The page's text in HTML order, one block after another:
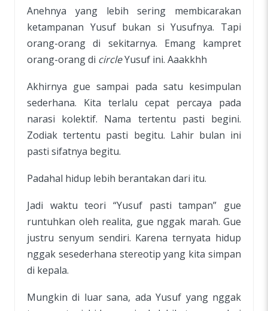
Anehnya yang lebih sering membicarakan
ketampanan Yusuf bukan si Yusufnya. Tapi
orang-orang di sekitarnya. Emang kampret
orang-orang di circleYusuf ini. Aaakkhh
Akhirnya gue sampai pada satu kesimpulan
sederhana. Kita terlalu cepat percaya pada
narasi kolektif. Nama tertentu pasti begini.
Zodiak tertentu pasti begitu. Lahir bulan ini
pasti sifatnya begitu.
Padahal hidup lebih berantakan dari itu.
Jadi waktu teori “Yusuf pasti tampan” gue
runtuhkan oleh realita, gue nggak marah. Gue
justru senyum sendiri. Karena ternyata hidup
nggak sesederhana stereotip yang kita simpan
di kepala.
Mungkin di luar sana, ada Yusuf yang nggak